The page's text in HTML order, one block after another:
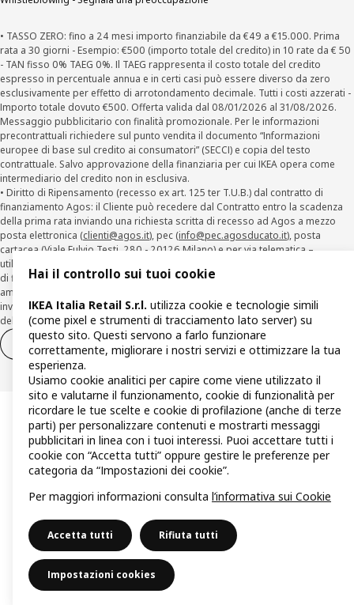
• TASSO ZERO: fino a 24 mesi importo finanziabile da €49 a €15.000. Prima
rata a 30 giorni - Esempio: €500 (importo totale del credito) in 10 rate da € 50
- TAN fisso 0% TAEG 0%. Il TAEG rappresenta il costo totale del credito
espresso in percentuale annua e in certi casi può essere diverso da zero
esclusivamente per effetto di arrotondamento decimale. Tutti i costi azzerati -
Importo totale dovuto €500. Offerta valida dal 08/01/2026 al 31/08/2026.
Messaggio pubblicitario con finalità promozionale. Per le informazioni
precontrattuali richiedere sul punto vendita il documento “Informazioni
europee di base sul credito ai consumatori” (SECCI) e copia del testo
contrattuale. Salvo approvazione della finanziaria per cui IKEA opera come
intermediario del credito non in esclusiva.
• Diritto di Ripensamento (recesso ex art. 125 ter T.U.B.) dal contratto di
finanziamento Agos: il Cliente può recedere dal Contratto entro la scadenza
della prima rata inviando una richiesta scritta di recesso ad Agos a mezzo
posta elettronica (clienti@agos.it), pec (info@pec.agosducato.it), posta
cartacea (Viale Fulvio Testi, 280 - 20126 Milano) e per via telematica –
utilizzando la funzionalità sul sito
di finanziamento effettuate con canali a distanza. In caso di pre-
ammortamento, la comunicazione di recesso da parte del Cliente deve essere
inviata, con le modalità di cui sopra entro 30 giorni dalla data di accettazione
della richiesta di finanziamento.
Diritto di recesso
Diritto di recesso per i servizi
Hai il controllo sui tuoi cookie
IKEA Italia Retail S.r.l. utilizza cookie e tecnologie simili
(come pixel e strumenti di tracciamento lato server) su
questo sito. Questi servono a farlo funzionare
correttamente, migliorare i nostri servizi e ottimizzare la tua
esperienza.
Usiamo cookie analitici per capire come viene utilizzato il
sito e valutarne il funzionamento, cookie di funzionalità per
ricordare le tue scelte e cookie di profilazione (anche di terze
parti) per personalizzare contenuti e mostrarti messaggi
pubblicitari in linea con i tuoi interessi. Puoi accettare tutti i
cookie con “Accetta tutti” oppure gestire le preferenze per
categoria da “Impostazioni dei cookie”.
Per maggiori informazioni consulta l’informativa sui Cookie
Accetta tutti Rifiuta tutti
Impostazioni cookies